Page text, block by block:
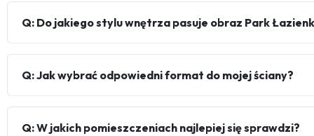
Q: Do jakiego stylu wnętrza pasuje obraz Park
Q: Jak wybrać odpowiedni format do mojej ściany?
Q: W jakich pomieszczeniach najlepiej się sprawdzi?